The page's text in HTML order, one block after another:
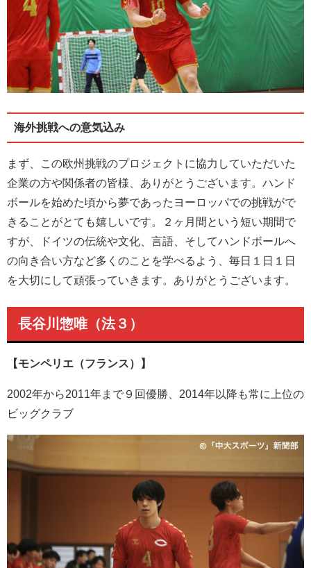
海外挑戦への意気込み
まず、この欧州挑戦のプロジェクトに協力していただいた
企業の方や関係者の皆様、ありがとうございます。ハンド
ボールを始めた頃から夢であったヨーロッパでの挑戦がで
きることがとても嬉しいです。２ヶ月間という短い期間で
すが、ドイツの伝統や文化、言語、そしてハンドボールへ
の向き合い方など多くのことを学べるよう、毎日１日１日
を大切にして頑張っていきます。ありがとうございます。
長谷川惣唯（法３）
【モンペリエ（フランス）】
2002年から2011年まで９回優勝、2014年以降も常に上位の
ビッグクラブ